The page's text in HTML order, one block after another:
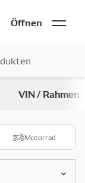
Öffnen
VIN / Rahmen
Motorrad